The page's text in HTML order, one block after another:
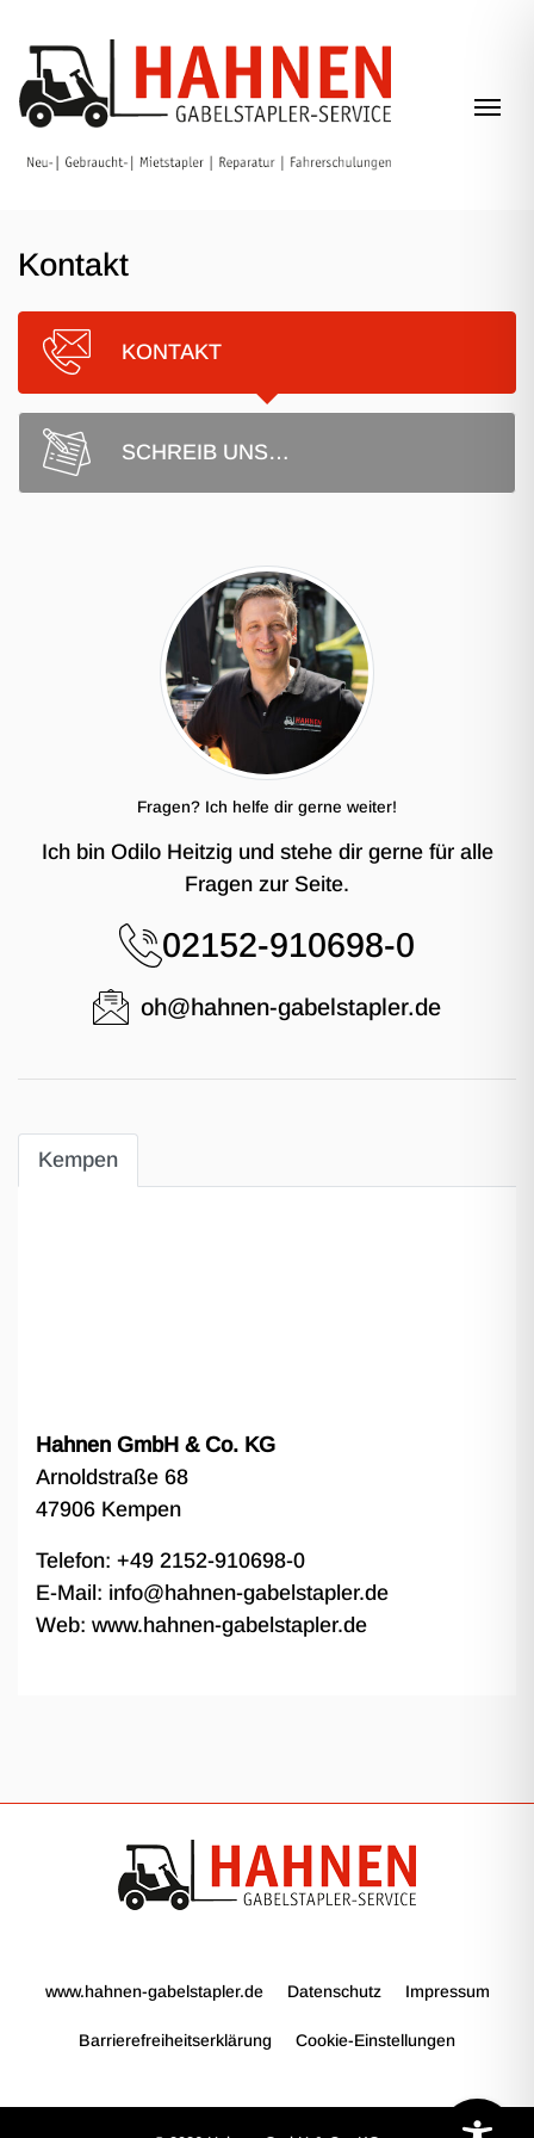
Kontakt
KONTAKT
SCHREIB UNS…
Fragen? Ich helfe dir gerne weiter!
Ich bin Odilo Heitzig und stehe dir gerne für alle
Fragen zur Seite.
02152-910698-0
oh@hahnen-gabelstapler.de
Kempen
Hahnen GmbH & Co. KG
Arnoldstraße 68
47906 Kempen
Telefon: +49 2152-910698-0
E-Mail: info@hahnen-gabelstapler.de
Web: www.hahnen-gabelstapler.de
www.hahnen-gabelstapler.de Datenschutz Impressum
Barrierefreiheitserklärung Cookie-Einstellungen